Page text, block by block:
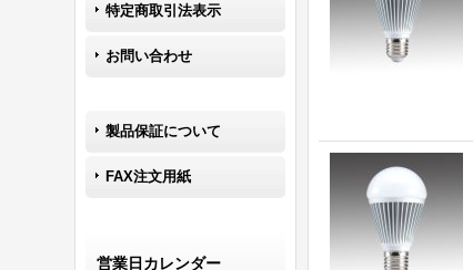
特定商取引法表示
お問い合わせ
製品保証について
FAX注文用紙
営業日カレンダー